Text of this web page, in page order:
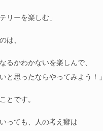
リーを楽しむ」
は、
なるかわかないを楽しんで、
と思ったならやってみよう！
とです。
っても、人の考え癖は